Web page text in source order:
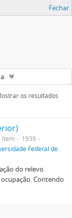
Fechar
os resultados
Item
1939
Federal de
do relevo
ocupação. Contendo